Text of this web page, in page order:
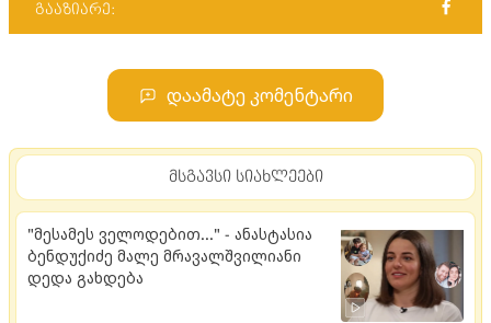
გააზიარე:
დაამატე კომენტარი
მსგავსი სიახლეები
"მესამეს ველოდებით..." - ანასტასია
ბენდუქიძე მალე მრავალშვილიანი
დედა გახდება